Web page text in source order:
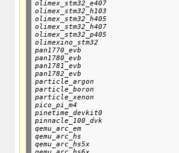
olimex_stm32_e407
olimex_stm32_h103
olimex_stm32_h405
olimex_stm32_h407
olimex_stm32_p405
olimexino_stm32
pan1770_evb
pan1780_evb
pan1781_evb
pan1782_evb
particle_argon
particle_boron
particle_xenon
pico_pi_m4
pinetime_devkit0
pinnacle_100_dvk
qemu_arc_em
qemu_arc_hs
qemu_arc_hs5x